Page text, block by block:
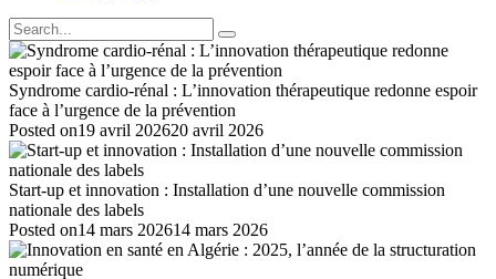
Syndrome cardio-rénal : L’innovation thérapeutique redonne espoir
face à l’urgence de la prévention
Posted on19 avril 202620 avril 2026
Start-up et innovation : Installation d’une nouvelle commission
nationale des labels
Posted on14 mars 202614 mars 2026